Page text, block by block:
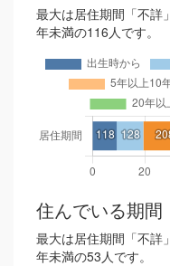
最大は居住期間「不詳
年未満の116人です。
住んでいる期間
最大は居住期間「不詳
年未満の53人です。